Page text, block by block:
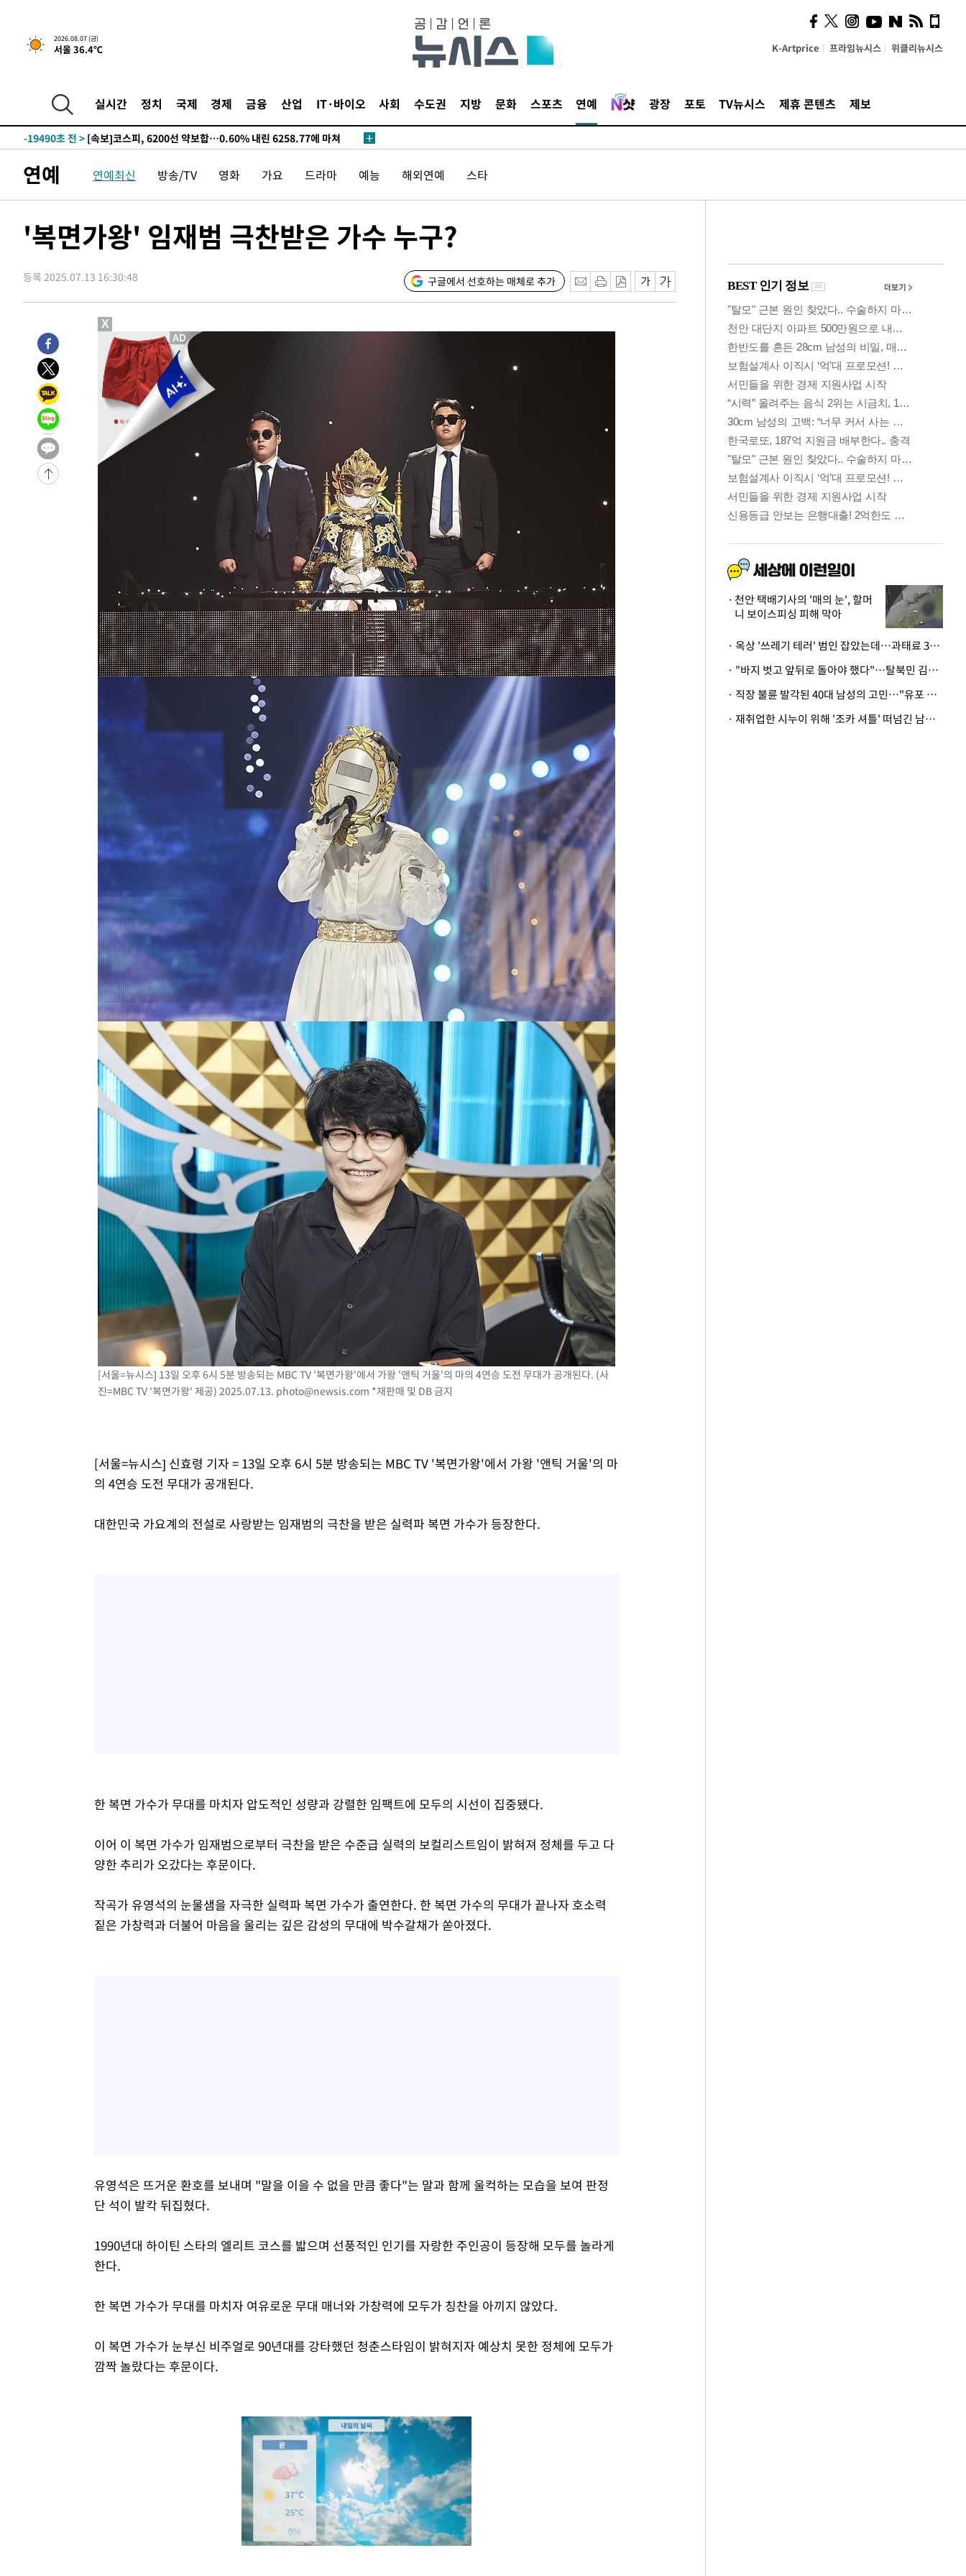
2026.08.07 (금)
서울 36.4℃ K-Artprice 프라임뉴시스 위클리뉴시스
실시간 정치 국제 경제 금융 산업 IT·바이오 사회 수도권 지방 문화 스포츠 연예 광장 포토 TV뉴시스 제휴 콘텐츠 제보
갈 수도
-25388초 전 >낮 최고 37도 찜통더위…곳곳 소나기·강원 많은 비[내일날씨]
-23694초 전 >SK하이닉스, 용인·청주 팹에 54조 투자…"AI 메모리 수요 선제 대
-19803초 전 >
외국인 심판 성 접대 7경기 들여다보니…한국 축구 '5승 2무'
-19537초 전 >
-19490초 전 > [속보]코스피, 6200선 약보합…0.60% 내린 6258.77에 마쳐
-19359초 전 >
[속보] 노원서 40.1도 관측…서울, 2018년 이후 첫 40도
-16449초 전 >[속보]종합특검, '계엄 수용공간 확보' 신용해 前교정본부장 기소
-15293초 전 >11시간 압수수색에 성접대 파문까지…'쑥대밭' 된 축구협회
병태 후임
-10673초 전 >[속보]국힘 윤리위, '돌려차기 발언' 진종오·서범수 징계 절차 개시
-5998초 전 >[속보] 7월 중국 수출 23.9%↑ 수입 27.5%↑…무역총액 25.3%↑
[속보]'채상병 순직 책임' 임성근, 항소심도 징역 3년
-3024초 전 >
[속보]종합특검, '관저이전 봐주기 감사' 유병호 구속기소
6분 전 > 민주 콩고 에볼라환자 4천명 돌파, 4053명 발생 1850명 사망
-27510초 전 >
"낮 기온 소폭 하락"…수도권 폭염중대경보, 폭염경보로 하향
-27474초 전 >
[속보]이 대통령, '호우피해' 안동·의성 관할 4개 면 특별재난지역
선포
-27437초 전 >
[단독]중수청 지원 검사들, 정원 초과 시 낮은 계급 임용…희망지 못
갈 수도
-25408초 전 >
낮 최고 37도 찜통더위…곳곳 소나기·강원 많은 비[내일날씨]
-23714초 전 >
SK하이닉스, 용인·청주 팹에 54조 투자…"AI 메모리 수요 선제 대
응"
-20570초 전 >
여자배구 이재영·이다영 자매, 아제르바이잔 투란VC 입단
외국인 심판 성 접대 7경기 들여다보니…한국 축구 '5승 2무'
[속보]코스닥, 2.86포인트(0.36%) 내린 798.81마감
[속보]코스피, 6200선 약보합…0.60% 내린 6258.77에 마쳐
[속보]원·달러 환율, 7.7원 내린 1416.1원 마감
[속보] 노원서 40.1도 관측…서울, 2018년 이후 첫 40도
[속보]종합특검, '계엄 수용공간 확보' 신용해 前교정본부장 기소
외신들도 주목한 韓축구 파문…"국민적 공분에 수사 재개"
11시간 압수수색에 성접대 파문까지…'쑥대밭' 된 축구협회
[속보]규제합리화위원회 부위원장에 김태유 서울대 공대 교수…이
[속보]국힘 윤리위, '돌려차기 발언' 진종오·서범수 징계 절차 개시
[속보] 7월 중국 수출 23.9%↑ 수입 27.5%↑…무역총액 25.3%↑
[속보]'채상병 순직 책임' 임성근, 항소심도 징역 3년
[속보]종합특검, '관저이전 봐주기 감사' 유병호 구속기소
민주 콩고 에볼라환자 4천명 돌파, 4053명 발생 1850명 사망
연예 연예최신 방송/TV 영화 가요 드라마 예능 해외연예 스타
'복면가왕' 임재범 극찬받은 가수 누구?
등록 2025.07.13 16:30:48 구글에서 선호하는 매체로 추가
[서울=뉴시스] 13일 오후 6시 5분 방송되는 MBC TV '복면가왕'에서 가왕 '앤틱 거울'의 마의 4연승 도전 무대가 공개된다. (사
진=MBC TV '복면가왕' 제공) 2025.07.13. photo@newsis.com *재판매 및 DB 금지
[서울=뉴시스] 신효령 기자 = 13일 오후 6시 5분 방송되는 MBC TV '복면가왕'에서 가왕 '앤틱 거울'의 마
의 4연승 도전 무대가 공개된다.
대한민국 가요계의 전설로 사랑받는 임재범의 극찬을 받은 실력파 복면 가수가 등장한다.
한 복면 가수가 무대를 마치자 압도적인 성량과 강렬한 임팩트에 모두의 시선이 집중됐다.
이어 이 복면 가수가 임재범으로부터 극찬을 받은 수준급 실력의 보컬리스트임이 밝혀져 정체를 두고 다
양한 추리가 오갔다는 후문이다.
작곡가 유영석의 눈물샘을 자극한 실력파 복면 가수가 출연한다. 한 복면 가수의 무대가 끝나자 호소력
짙은 가창력과 더불어 마음을 울리는 깊은 감성의 무대에 박수갈채가 쏟아졌다.
유영석은 뜨거운 환호를 보내며 "말을 이을 수 없을 만큼 좋다"는 말과 함께 울컥하는 모습을 보여 판정
단 석이 발칵 뒤집혔다.
1990년대 하이틴 스타의 엘리트 코스를 밟으며 선풍적인 인기를 자랑한 주인공이 등장해 모두를 놀라게
한다.
한 복면 가수가 무대를 마치자 여유로운 무대 매너와 가창력에 모두가 칭찬을 아끼지 않았다.
이 복면 가수가 눈부신 비주얼로 90년대를 강타했던 청춘스타임이 밝혀지자 예상치 못한 정체에 모두가
깜짝 놀랐다는 후문이다.
시, 스마트폰 액세서리에
NFC 더했다
천안 택배기사의 '매의 눈', 할머
니 보이스피싱 피해 막아
· 옥상 '쓰레기 테러' 범인 잡았는데…과태료 3만원 처분에 숙박업주 허탈
· "바지 벗고 앞뒤로 돌아야 했다"…탈북민 김서아, 기쁨조 검사 수치심 회상
· 직장 불륜 발각된 40대 남성의 고민…"유포 동료 명예훼손·협박죄 고소 가능할까"
· 재취업한 시누이 위해 '조카 셔틀' 떠넘긴 남편…아내 "난 못한다"
X